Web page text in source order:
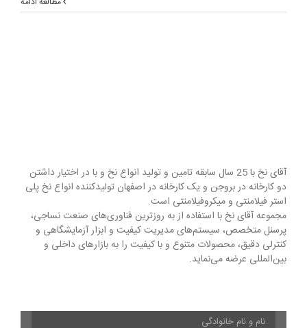
آقای نخ با 25 سال سابقه تامین و تولید انواع نخ و با در اختیار داشتن
دو کارخانه در بروجن و یک کارخانه در اصفهان تولیدکننده انواع نخ پلی
استر فیلامنتی و میکروفیلامنتی است.
مجموعه آقای نخ با استفاده از به روزترین فناوری‌های صنعت نساجی،
پرسنل متخصص، سیستم‌های مدیریت کیفیت و ابزار آزمایشگاهی و
کنترلی دقیق، محصولات متنوع و با کیفیت را به بازارهای داخلی و
بین‌المللی عرضه می‌نماید.
نام